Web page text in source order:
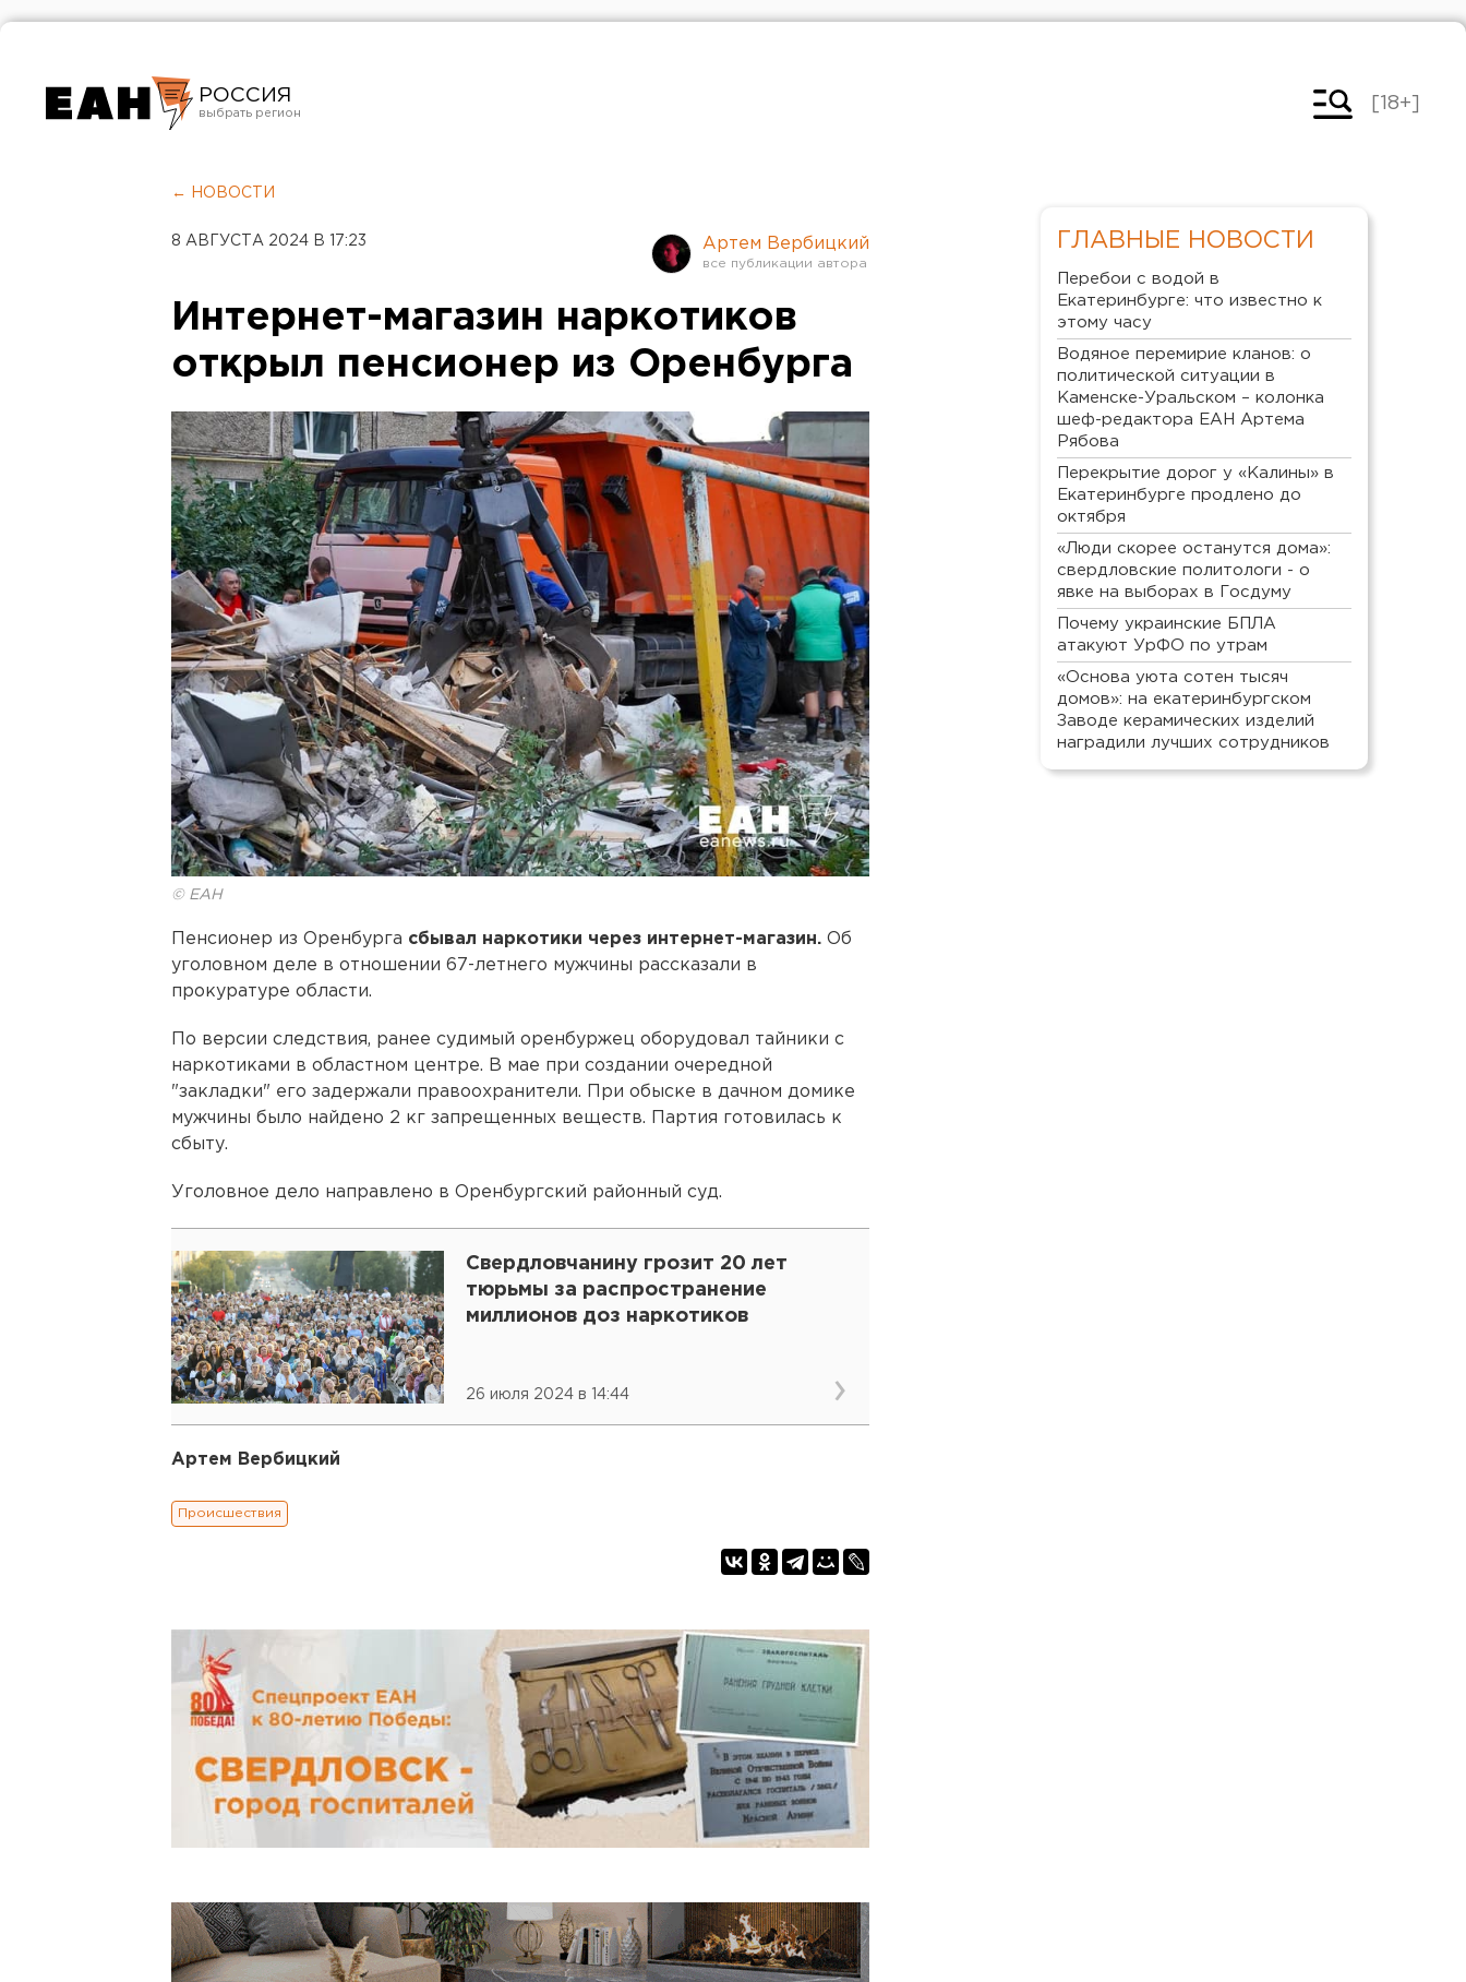
РОССИЯ
Челябинск
[18+]
← НОВОСТИ
8 АВГУСТА 2024 В 17:23 Артем Вербицкий
Интернет-магазин наркотиков
открыл пенсионер из Оренбурга
© ЕАН
Пенсионер из Оренбурга сбывал наркотики через интернет-магазин. Об
уголовном деле в отношении 67-летнего мужчины рассказали в
прокуратуре области.
По версии следствия, ранее судимый оренбуржец оборудовал тайники с
наркотиками в областном центре. В мае при создании очередной
"закладки" его задержали правоохранители. При обыске в дачном домике
мужчины было найдено 2 кг запрещенных веществ. Партия готовилась к
сбыту.
Уголовное дело направлено в Оренбургский районный суд.
Свердловчанину грозит 20 лет
тюрьмы за распространение
миллионов доз наркотиков
26 июля 2024 в 14:44
Артем Вербицкий
Происшествия
ГЛАВНЫЕ НОВОСТИ
Перебои с водой в
Екатеринбурге: что известно к
этому часу
Водяное перемирие кланов: о
политической ситуации в
Каменске-Уральском – колонка
шеф-редактора ЕАН Артема
Рябова
Перекрытие дорог у «Калины» в
Екатеринбурге продлено до
октября
«Люди скорее останутся дома»:
свердловские политологи - о
явке на выборах в Госдуму
Почему украинские БПЛА
атакуют УрФО по утрам
«Основа уюта сотен тысяч
домов»: на екатеринбургском
Заводе керамических изделий
наградили лучших сотрудников